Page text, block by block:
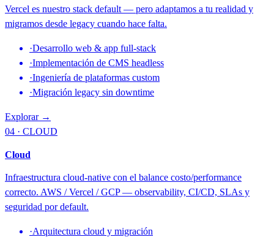
Vercel es nuestro stack default — pero adaptamos a tu realidad y
migramos desde legacy cuando hace falta.
·Desarrollo web & app full-stack
·Implementación de CMS headless
·Ingeniería de plataformas custom
·Migración legacy sin downtime
Explorar →
04 · CLOUD
Cloud
Infraestructura cloud-native con el balance costo/performance
correcto. AWS / Vercel / GCP — observability, CI/CD, SLAs y
seguridad por default.
·Arquitectura cloud y migración